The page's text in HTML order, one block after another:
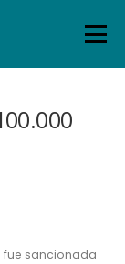
Menú
fue sancionada